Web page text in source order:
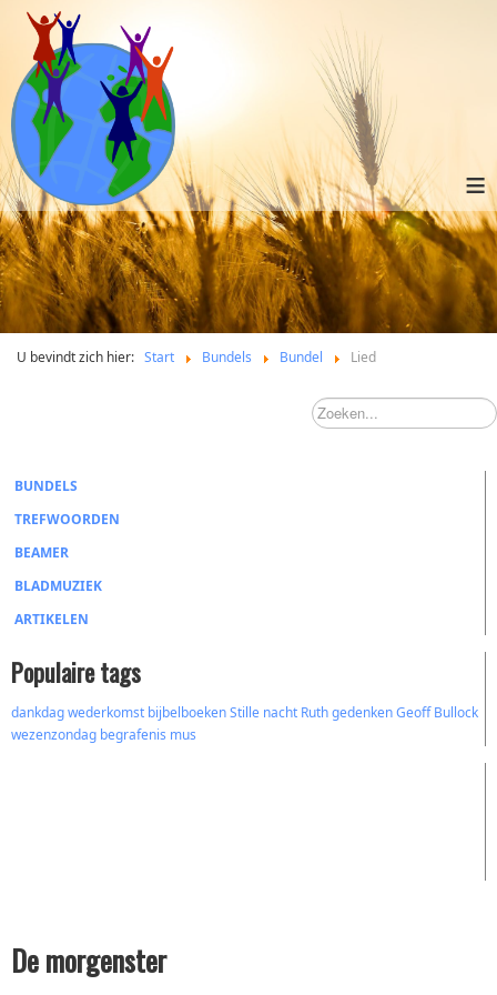
≡
U bevindt zich hier: Start Bundels Bundel Lied
BUNDELS
TREFWOORDEN
BEAMER
BLADMUZIEK
ARTIKELEN
Populaire tags
dankdagwederkomst bijbelboekenStille nacht RuthgedenkenGeoff Bullock
wezenzondag begrafenis mus
De morgenster